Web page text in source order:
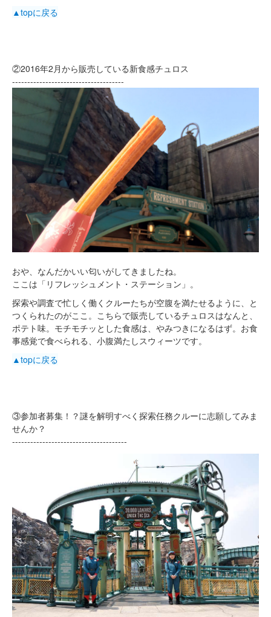
▲topに戻る
②2016年2月から販売している新食感チュロス
-------------------------------------
おや、なんだかいい匂いがしてきましたね。
ここは「リフレッシュメント・ステーション」。
探索や調査で忙しく働くクルーたちが空腹を満たせるように、と
つくられたのがここ。こちらで販売しているチュロスはなんと、
ポテト味。モチモチッとした食感は、やみつきになるはず。お食
事感覚で食べられる、小腹満たしスウィーツです。
▲topに戻る
③参加者募集！？謎を解明すべく探索任務クルーに志願してみま
せんか？
--------------------------------------